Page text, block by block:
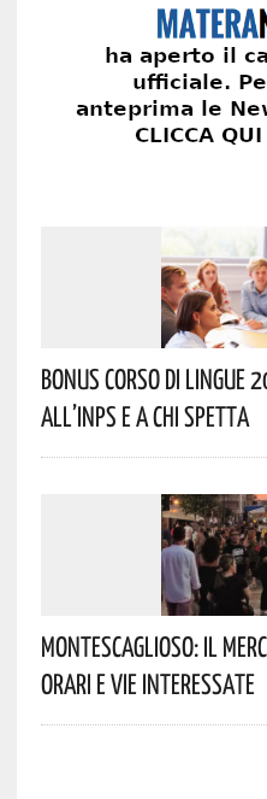
Bonus Corso Di Lingue
All’INPS E A Chi Spetta
Montescaglioso: Il
Orari E Vie Interessate